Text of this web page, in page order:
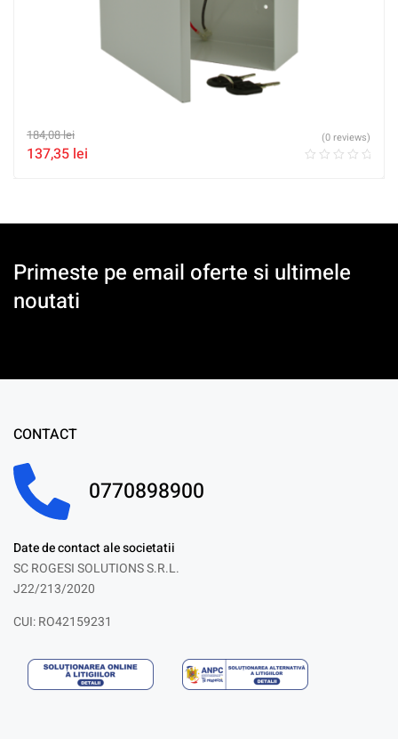
184,08lei
137,35 lei
(0 reviews)
Primeste pe email oferte si ultimele
noutati
CONTACT
0770898900
Date de contact ale societatii
SC ROGESI SOLUTIONS S.R.L.
J22/213/2020
CUI: RO42159231